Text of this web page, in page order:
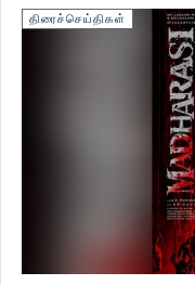
திரைச்செய்திகள்